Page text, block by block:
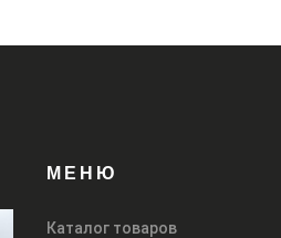
МЕНЮ
Каталог товаров